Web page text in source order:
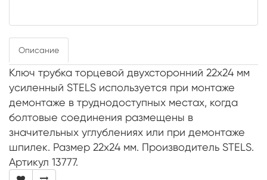
Описание
Ключ трубка торцевой двухсторонний 22х24 мм
усиленный STELS используется при монтаже
демонтаже в труднодоступных местах, когда
болтовые соединения размещены в
значительных углублениях или при демонтаже
шпилек. Размер 22х24 мм. Производитель STELS.
Артикул 13777.